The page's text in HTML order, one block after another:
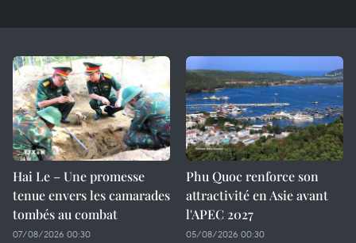
Hai Le – Une promesse
tenue envers les camarades
tombés au combat
07/08/2026 00:30
Phu Quoc renforce son
attractivité en Asie avant
l'APEC 2027
05/08/2026 00:30